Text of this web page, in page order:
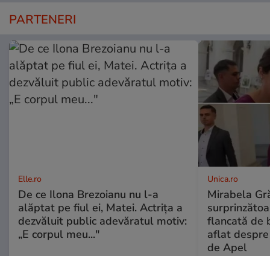
PARTENERI
Elle.ro
De ce Ilona Brezoianu nu l-a
alăptat pe fiul ei, Matei. Actrița a
dezvăluit public adevăratul motiv:
„E corpul meu..."
Unica.ro
Mirabela
flancată de
aflat
de Apel